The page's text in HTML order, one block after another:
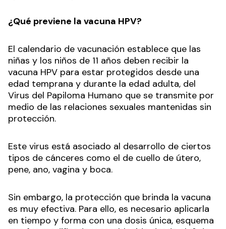
¿Qué previene la vacuna HPV?
El calendario de vacunación establece que las
niñas y los niños de 11 años deben recibir la
vacuna HPV para estar protegidos desde una
edad temprana y durante la edad adulta, del
Virus del Papiloma Humano que se transmite por
medio de las relaciones sexuales mantenidas sin
protección.
Este virus está asociado al desarrollo de ciertos
tipos de cánceres como el de cuello de útero,
pene, ano, vagina y boca.
Sin embargo, la protección que brinda la vacuna
es muy efectiva. Para ello, es necesario aplicarla
en tiempo y forma con una dosis única, esquema